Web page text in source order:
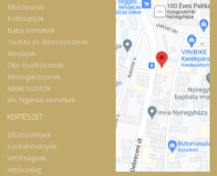
Mosóporok
Folttisztítók
Baba termékek
Tisztító és felmosószerek
Illóolajok
Öko tisztítószerek
Mosogatószerek
Ablak tisztítók
Wc higiéniai termékek
KERTÉSZET
Dísznövények
Szobanövények
Vetőmagvak
Vetőszalag